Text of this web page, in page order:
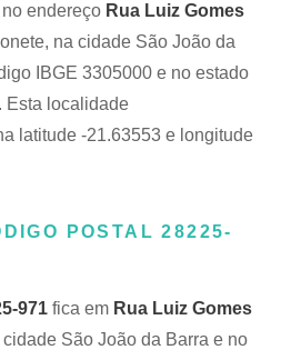
endereço Rua Luiz Gomes
na cidade São João da
IBGE 3305000 e no estado
Esta localidade
latitude -21.63553 e longitude
POSTAL 28225-
971 fica em Rua Luiz Gomes
São João da Barra e no